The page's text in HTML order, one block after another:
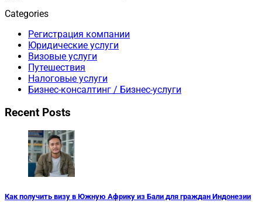
Categories
Регистрация компании
Юридические услуги
Визовые услуги
Путешествия
Налоговые услуги
Бизнес-консалтинг / Бизнес-услуги
Recent Posts
Как получить визу в Южную Африку из Бали для граждан Индонезии